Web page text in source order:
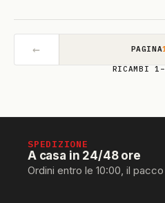
← PAGINA
RICAMBI
SPEDIZIONE
A casa in 24/48 ore
Ordini entro le 10:00, il